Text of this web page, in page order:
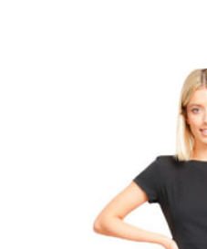
yderst behagelig at have
Er med tre fine "krystal"
Er fremstillet af 100% blød
vaskes med en temeratur
Ønskes længere længde,
samme fine detaljer.